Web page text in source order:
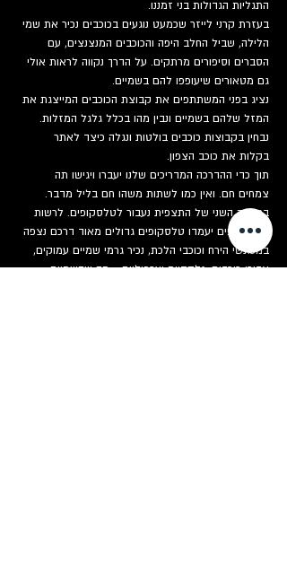
התגליות הגדולות בני זמננו.
בעזרת קרני לייזר שכמעט נוגעים בכוכבים נכיר את שמי
הלילה, שביל החלב היפה והכוכבים המנצנצים, עם
הסברים וסיפורים מרתקים. על הדרך נקווה לראות אולי
גם מטאורים שיעופפו להם בשמיים.
נציג בפני המשתתפים את קבוצת הכוכבים המייצגת את
המזל שלהם בשמיים ונבין מהו בכלל גלגל המזלות.
נבחין בקבוצות כוכבים בולטות ונגלה כיצד לאתר
בקלות את כוכב הצפון.
תוך כדי ההדרכה המדריכים שלנו יעברו ויגישו תה
צמחים חם. ואין כמו לשתות משהו חם בליל מדבר.
בחלקה השני של התצפית נעבור לטלסקופים. לרשות
המשתתפים יעמדו טלסקופים גדולים מאוד דרכם נצפה
במכתשי הירח וכוכבי הלכת, נכיר גרמי שמיים עמוקים,
צבירי כוכבים, גלקסיות וערפיליות - מה שהשמיים